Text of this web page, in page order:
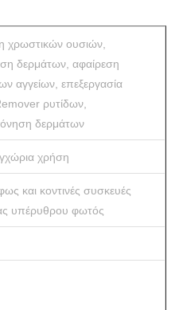
χρωστικών ουσιών,
δερμάτων, αφαίρεση
αγγείων, επεξεργασία
ρυτίδων,
δερμάτων
χρήση
και κοντινές συσκευές
υπέρυθρου φωτός